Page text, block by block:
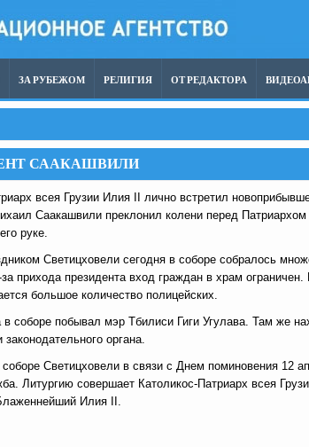
ЗА РУБЕЖОМ РЕЛИГИЯ ОТ РЕДАКТОРА
СААКАШВИЛИ
всея Грузии Илия II лично встретил
Саакашвили преклонил колени перед Патриархом
руке.
Светицховели сегодня в соборе собралось
прихода президента вход граждан в храм ограничен.
большое количество полицейских.
в соборе побывал мэр Тбилиси Гиги Угулава. Там же
законодательного органа.
Светицховели в связи с Днем поминовения 12
Литургию совершает Католикос-Патриарх всея
Илия II.